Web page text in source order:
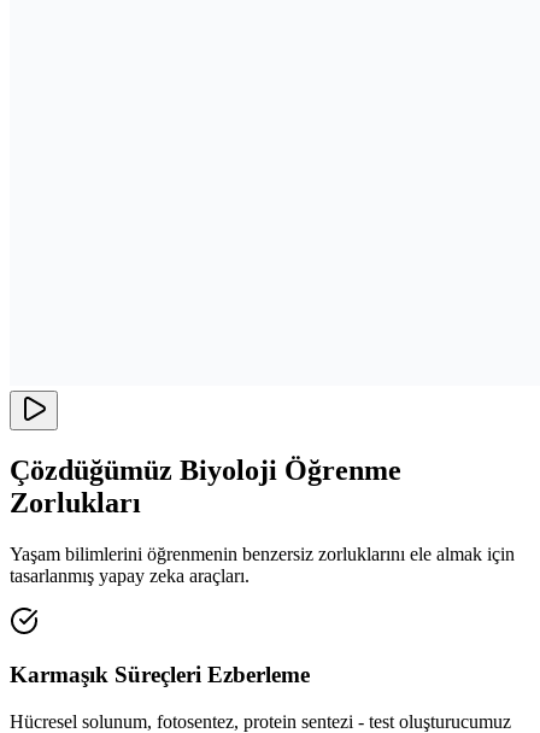
Çözdüğümüz Biyoloji Öğrenme
Zorlukları
Yaşam bilimlerini öğrenmenin benzersiz zorluklarını ele almak için
tasarlanmış yapay zeka araçları.
Karmaşık Süreçleri Ezberleme
Hücresel solunum, fotosentez, protein sentezi - test oluşturucumuz